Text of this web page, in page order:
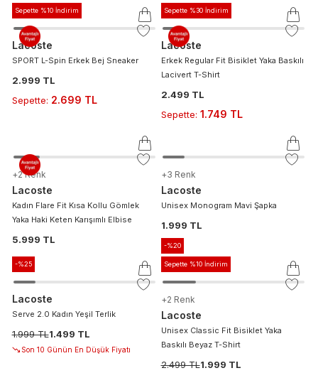
Sepette %10 İndirim
Lacoste
SPORT L-Spin Erkek Bej Sneaker
2.999 TL
Sepette: 2.699 TL
Sepette %30 İndirim
Lacoste
Erkek Regular Fit Bisiklet Yaka Baskılı
Lacivert T-Shirt
2.499 TL
Sepette: 1.749 TL
+2 Renk
Lacoste
Kadın Flare Fit Kısa Kollu Gömlek
Yaka Haki Keten Karışımlı Elbise
5.999 TL
+3 Renk
Lacoste
Unisex Monogram Mavi Şapka
1.999 TL
-%25
Lacoste
Serve 2.0 Kadın Yeşil Terlik
1.999 TL1.499 TL
Son 10 Günün En Düşük Fiyatı
-%20
Sepette %10 İndirim
+2 Renk
Lacoste
Unisex Classic Fit Bisiklet Yaka
Baskılı Beyaz T-Shirt
2.499 TL1.999 TL